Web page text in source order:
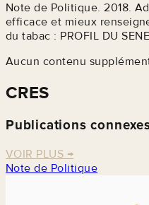
Note de Politique. 2018.
efficace et mieux
du tabac : PROFIL DU
Aucun contenu
CRES
Publications
VOIR PLUS →
Note de Politique